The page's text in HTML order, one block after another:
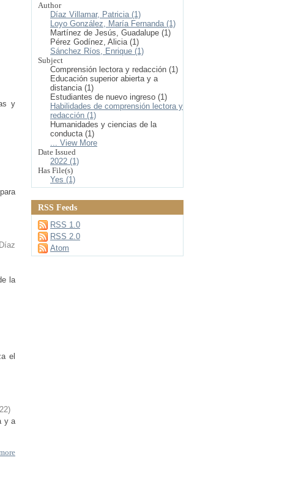
y
Díaz
la
el
)
y a
Author
Díaz Villamar, Patricia (1)
Loyo González, María Fernanda (1)
Martínez de Jesús, Guadalupe (1)
Pérez Godínez, Alicia (1)
Sánchez Ríos, Enrique (1)
Subject
Comprensión lectora y redacción (1)
Educación superior abierta y a
distancia (1)
Estudiantes de nuevo ingreso (1)
Habilidades de comprensión lectora y
redacción (1)
Humanidades y ciencias de la
conducta (1)
... View More
Date Issued
2022 (1)
Has File(s)
Yes (1)
RSS Feeds
RSS 1.0
RSS 2.0
Atom